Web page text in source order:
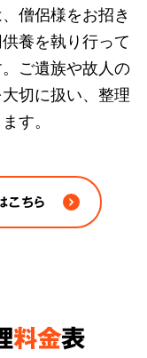
理も、故人の
を探し出す手
全清掃、脱臭
をご案内
条例/法令に
僧侶様をお招き
養を執り行って
ご遺族や故人の
切に扱い、整理
す。
こちら
料金表